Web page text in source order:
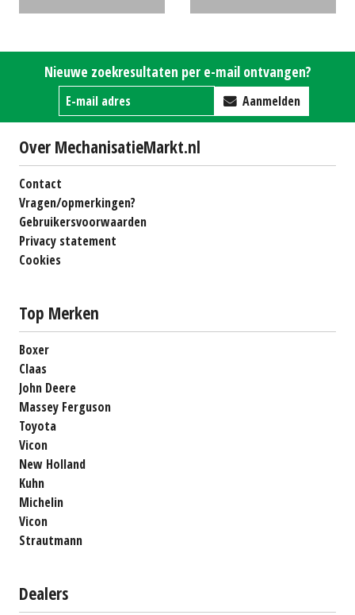
Nieuwe zoekresultaten per e-mail ontvangen?
Aanmelden
Over MechanisatieMarkt.nl
Contact
Vragen/opmerkingen?
Gebruikersvoorwaarden
Privacy statement
Cookies
Top Merken
Boxer
Claas
John Deere
Massey Ferguson
Toyota
Vicon
New Holland
Kuhn
Michelin
Vicon
Strautmann
Dealers